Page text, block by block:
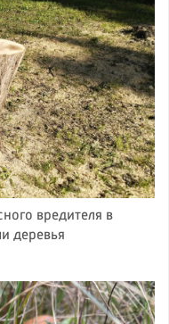
вредителя в
деревья